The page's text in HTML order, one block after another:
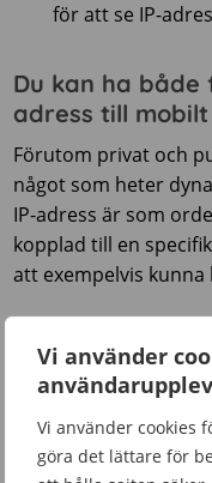
Vi använder
Vi använder cookies
göra det lättare för
för att se IP-
Du kan ha både
adress till
Förutom privat och
något som heter
IP-adress är som
kopplad till en
att exempelvis kunna
IP-adresser vid olika
vanligast förmobilt
Anledningen till att
att det finns för få